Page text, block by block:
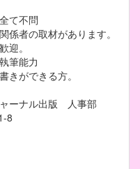
て不問
係者の取材があります。
迎。
筆能力
きができる方。
ーナル出版 人事部
8